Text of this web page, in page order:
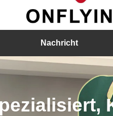
Nachricht